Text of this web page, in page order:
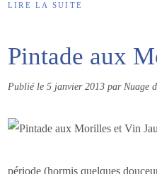
LIRE LA SUITE
Pintade aux
Publié le 5 janvier 2013 par Nuage
période (hormis quelques